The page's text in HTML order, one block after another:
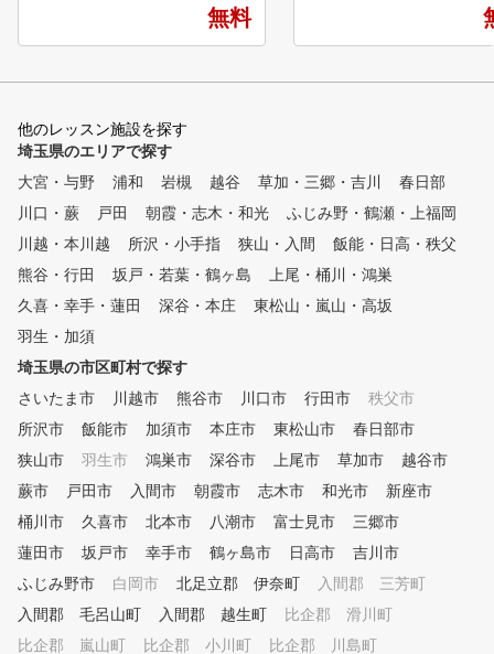
していただける環境をご用意し
無料
受け放題で受講していた
す。 初心者の方からシン
サポートいたします！
他のレッスン施設を探す
埼玉県のエリアで探す
大宮・与野
浦和 岩槻 越谷 草加・三郷・吉川
春日部
川口・蕨
戸田 朝霞・志木・和光
ふじみ野・鶴瀬・上福岡
川越・本川越
所沢・小手指 狭山・入間
飯能・日高・秩父
熊谷・行田
坂戸・若葉・鶴ヶ島
上尾・桶川・鴻巣
久喜・幸手・蓮田
深谷・本庄
東松山・嵐山・高坂
羽生・加須
埼玉県の市区町村で探す
さいたま市
川越市 熊谷市 川口市 行田市
秩父市
所沢市
飯能市 加須市 本庄市 東松山市
春日部市
狭山市
羽生市 鴻巣市 深谷市 上尾市 草加市
越谷市
蕨市
戸田市 入間市 朝霞市 志木市 和光市
新座市
桶川市
久喜市 北本市 八潮市 富士見市
三郷市
蓮田市
坂戸市 幸手市 鶴ヶ島市 日高市
吉川市
ふじみ野市
白岡市 北足立郡 伊奈町
入間郡 三芳町
入間郡 毛呂山町
入間郡 越生町
比企郡 滑川町
比企郡 嵐山町
比企郡 小川町
比企郡 川島町